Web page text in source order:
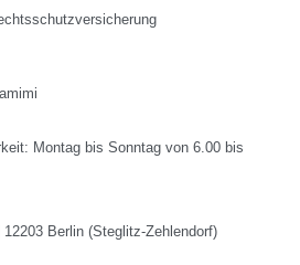
Montag bis Sonntag von 6.00 bis
Berlin (Steglitz-Zehlendorf)